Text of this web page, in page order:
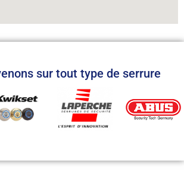
sur tout type de serrure